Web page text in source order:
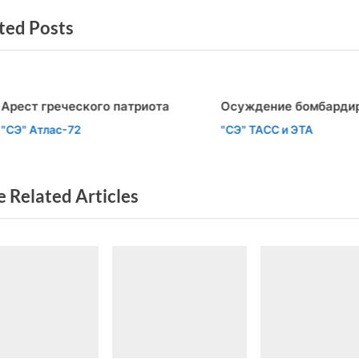
P
Posts
Арест греческого патриота
"СЭ" Атлас-72
Осуждение
"СЭ" ТАСС и ЭТА
Related Articles